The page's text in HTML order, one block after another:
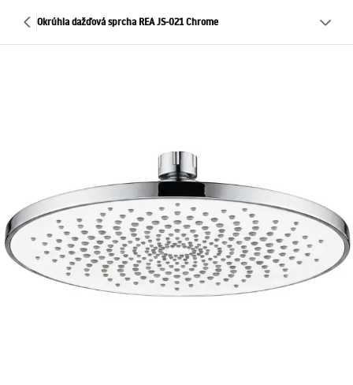
Okrúhla dažďová sprcha REA JS-021 Chrome